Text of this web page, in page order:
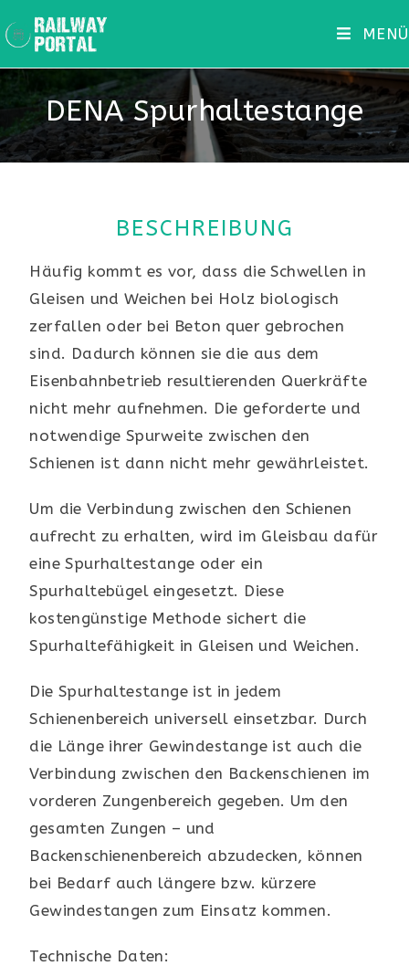
MENÜ
DENA Spurhaltestange
BESCHREIBUNG
Häufig kommt es vor, dass die Schwellen in
Gleisen und Weichen bei Holz biologisch
zerfallen oder bei Beton quer gebrochen
sind. Dadurch können sie die aus dem
Eisenbahnbetrieb resultierenden Querkräfte
nicht mehr aufnehmen. Die geforderte und
notwendige Spurweite zwischen den
Schienen ist dann nicht mehr gewährleistet.
Um die Verbindung zwischen den Schienen
aufrecht zu erhalten, wird im Gleisbau dafür
eine Spurhaltestange oder ein
Spurhaltebügel eingesetzt. Diese
kostengünstige Methode sichert die
Spurhaltefähigkeit in Gleisen und Weichen.
Die Spurhaltestange ist in jedem
Schienenbereich universell einsetzbar. Durch
die Länge ihrer Gewindestange ist auch die
Verbindung zwischen den Backenschienen im
vorderen Zungenbereich gegeben. Um den
gesamten Zungen – und
Backenschienenbereich abzudecken, können
bei Bedarf auch längere bzw. kürzere
Gewindestangen zum Einsatz kommen.
Technische Daten: